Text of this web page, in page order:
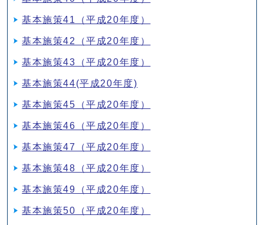
基本施策41（平成20年度）
基本施策42（平成20年度）
基本施策43（平成20年度）
基本施策44(平成20年度)
基本施策45（平成20年度）
基本施策46（平成20年度）
基本施策47（平成20年度）
基本施策48（平成20年度）
基本施策49（平成20年度）
基本施策50（平成20年度）